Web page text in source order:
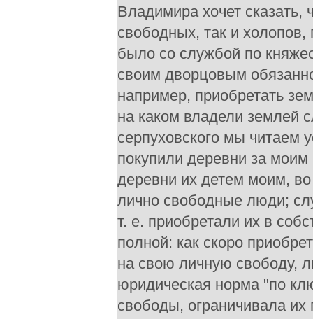
Владимира хочет сказать,
свободных, так и
было со службой по
своим дворцовым
например, приобретать
на каком владели землей
серпуховского мы читаем
покупили деревни за
деревни их детем моим,
лично свободные люди;
т. е. приобретали их в
полной: как скоро
на свою личную свободу,
юридическая норма "по
свободы, ограничивала